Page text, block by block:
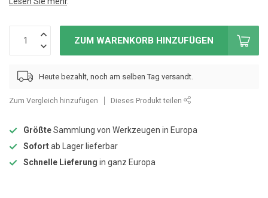
ZUM WARENKORB HINZUFÜGEN
Heute bezahlt, noch am selben Tag versandt.
Zum Vergleich hinzufügen Dieses Produkt teilen
GrößteSammlung von Werkzeugen in Europa
Sofortab Lager lieferbar
Schnelle Lieferung in ganz Europa